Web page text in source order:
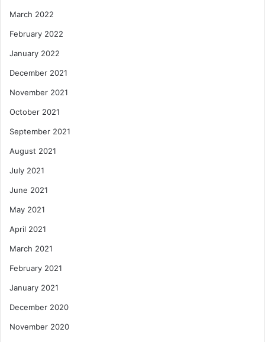
March 2022
February 2022
January 2022
December 2021
November 2021
October 2021
September 2021
August 2021
July 2021
June 2021
May 2021
April 2021
March 2021
February 2021
January 2021
December 2020
November 2020